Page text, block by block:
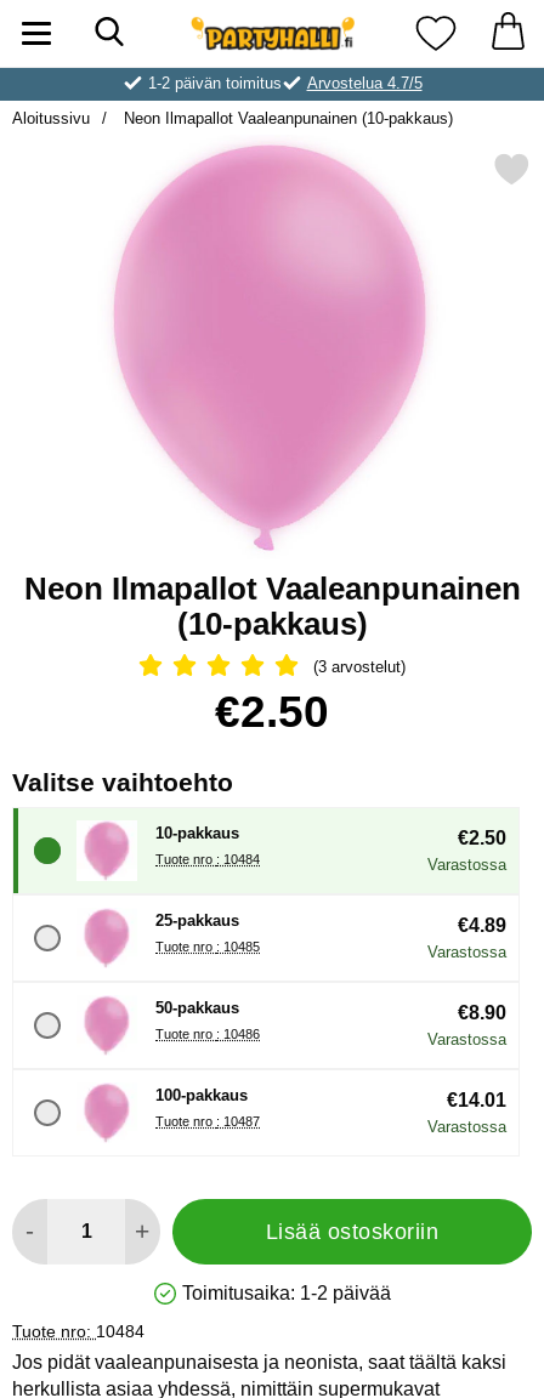
Ostoskori laajennettu Partyhallen AB
Suosikkini
1-2 päivän toimitus
Arvostelua 4.7/5
Aloitussivu
Neon Ilmapallot Vaaleanpunainen (10-pakkaus)
Merkitse neon Ilmapallot
Neon Ilmapallot Vaaleanpunainen
(10-pakkaus)
Arvostelu: 5 Tähdet, Ohita kaikki
(3 arvostelut)
hinta
€2.50
Valitse vaihtoehto
10-pakkaus
Tuote nro : 10484
€2.50
Varastossa
25-pakkaus
Tuote nro : 10485
€4.89
Varastossa
50-pakkaus
Tuote nro : 10486
€8.90
Varastossa
100-pakkaus
Tuote nro : 10487
€14.01
Varastossa
- + Lisää ostoskoriin
Saatavuus: Varastossa
Toimitusaika: 1-2 päivää
Tuote nro: 10484
Jos pidät vaaleanpunaisesta ja neonista, saat täältä kaksi
herkullista asiaa yhdessä, nimittäin supermukavat